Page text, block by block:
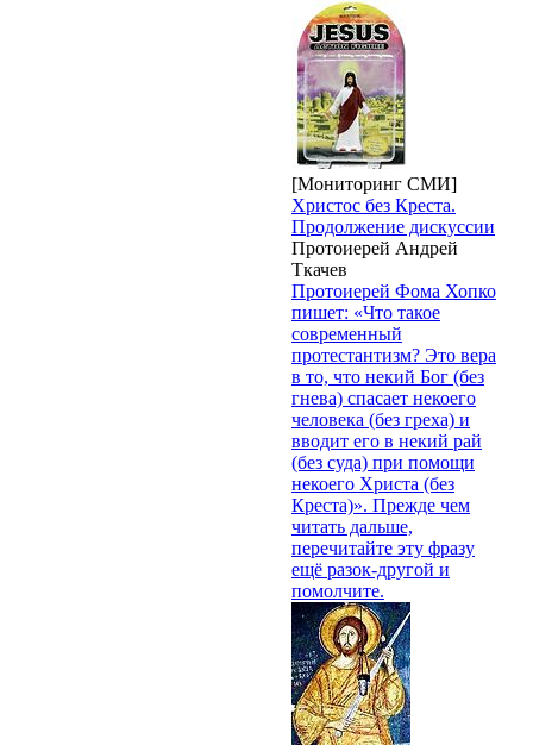
[Мониторинг СМИ]
Христос без Креста.
Продолжение дискуссии
Протоиерей Андрей
Ткачев
Протоиерей Фома Хопко
пишет: «Что такое
современный
протестантизм? Это вера
в то, что некий Бог (без
гнева) спасает некоего
человека (без греха) и
вводит его в некий рай
(без суда) при помощи
некоего Христа (без
Креста)». Прежде чем
читать дальше,
перечитайте эту фразу
ещё разок-другой и
помолчите.